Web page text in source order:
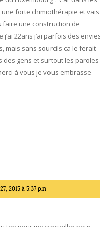
forte chimiothérapie et vais
une construction de
22ans j’ai parfois des
mais sans sourcils ca le ferait
des gens et surtout les paroles
à vous je vous embrasse
2015 à 5:37 pm